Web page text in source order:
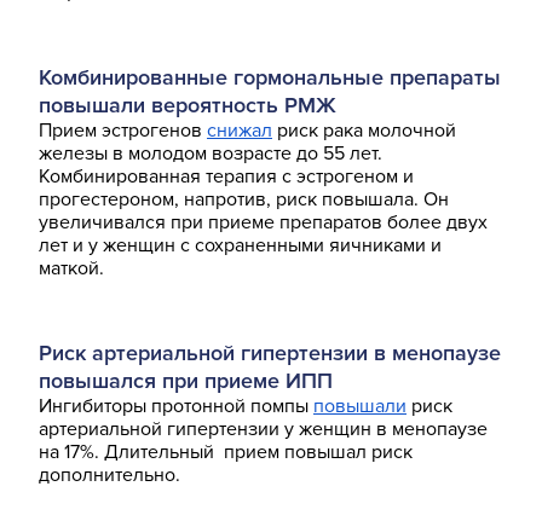
Комбинированные гормональные препараты
повышали вероятность РМЖ
Прием эстрогенов снижал риск рака молочной
железы в молодом возрасте до 55 лет.
Комбинированная терапия с эстрогеном и
прогестероном, напротив, риск повышала. Он
увеличивался при приеме препаратов более двух
лет и у женщин с сохраненными яичниками и
маткой.
Риск артериальной гипертензии в менопаузе
повышался при приеме ИПП
Ингибиторы протонной помпы повышали риск
артериальной гипертензии у женщин в менопаузе
на 17%. Длительный прием повышал риск
дополнительно.